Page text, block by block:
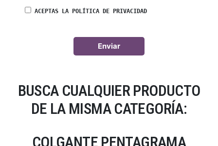
ACEPTAS LA POLÍTICA DE PRIVACIDAD
BUSCA CUALQUIER PRODUCTO
DE LA MISMA CATEGORÍA: